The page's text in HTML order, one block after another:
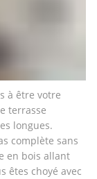
à être votre
terrasse
longues.
complète sans
en bois allant
êtes choyé avec